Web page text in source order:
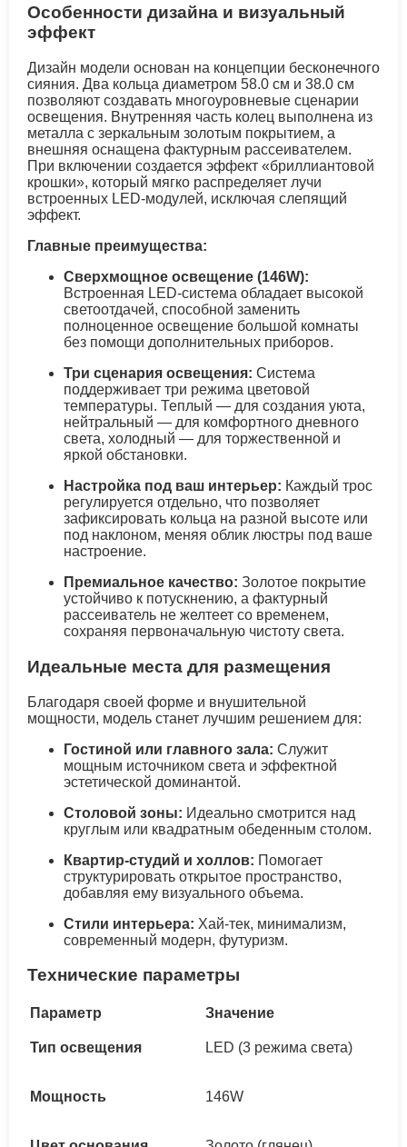
Особенности дизайна и визуальный
эффект
Дизайн модели основан на концепции бесконечного
сияния. Два кольца диаметром 58.0 см и 38.0 см
позволяют создавать многоуровневые сценарии
освещения. Внутренняя часть колец выполнена из
металла с зеркальным золотым покрытием, а
внешняя оснащена фактурным рассеивателем.
При включении создается эффект «бриллиантовой
крошки», который мягко распределяет лучи
встроенных LED-модулей, исключая слепящий
эффект.
Главные преимущества:
Сверхмощное освещение (146W):
Встроенная LED-система обладает высокой
светоотдачей, способной заменить
полноценное освещение большой комнаты
без помощи дополнительных приборов.
Три сценария освещения: Система
поддерживает три режима цветовой
температуры. Теплый — для создания уюта,
нейтральный — для комфортного дневного
света, холодный — для торжественной и
яркой обстановки.
Настройка под ваш интерьер: Каждый трос
регулируется отдельно, что позволяет
зафиксировать кольца на разной высоте или
под наклоном, меняя облик люстры под ваше
настроение.
Премиальное качество: Золотое покрытие
устойчиво к потускнению, а фактурный
рассеиватель не желтеет со временем,
сохраняя первоначальную чистоту света.
Идеальные места для размещения
Благодаря своей форме и внушительной
мощности, модель станет лучшим решением для:
Гостиной или главного зала: Служит
мощным источником света и эффектной
эстетической доминантой.
Столовой зоны: Идеально смотрится над
круглым или квадратным обеденным столом.
Квартир-студий и холлов: Помогает
структурировать открытое пространство,
добавляя ему визуального объема.
Стили интерьера: Хай-тек, минимализм,
современный модерн, футуризм.
Технические параметры
Параметр Значение
Тип освещения LED (3 режима света)
Мощность 146W